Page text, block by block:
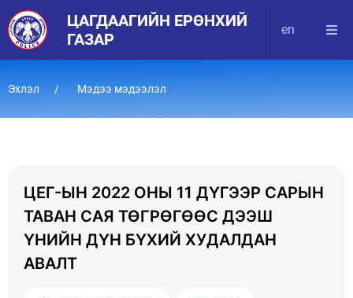
ЦАГДААГИЙН ЕРӨНХИЙ
ГАЗАР
en
Эхлэл Мэдээ мэдээлэл
ЦЕГ-ЫН 2022 ОНЫ 11 ДҮГЭЭР САРЫН
ТАВАН САЯ ТӨГРӨГӨӨС ДЭЭШ
ҮНИЙН ДҮН БҮХИЙ ХУДАЛДАН
АВАЛТ